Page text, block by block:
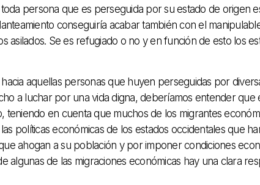
persona que es perseguida por su estado de origen
conseguiría acabar también con el
asilados. Se es refugiado o no y en función de esto los
aquellas personas que huyen perseguidas por
a luchar por una vida digna, deberíamos entender que
teniendo en cuenta que muchos de los migrantes
políticas económicas de los estados occidentales que
ahogan a su población y por imponer condiciones
algunas de las migraciones económicas hay una clara